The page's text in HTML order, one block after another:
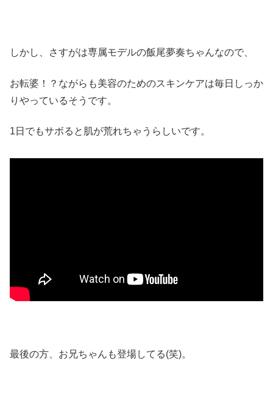
しかし、さすがは専属モデルの飯尾夢奏ちゃんなので、
お転婆！？ながらも美容のためのスキンケアは毎日しっか
りやっているそうです。
1日でもサボると肌が荒れちゃうらしいです。
最後の方、お兄ちゃんも登場してる(笑)。